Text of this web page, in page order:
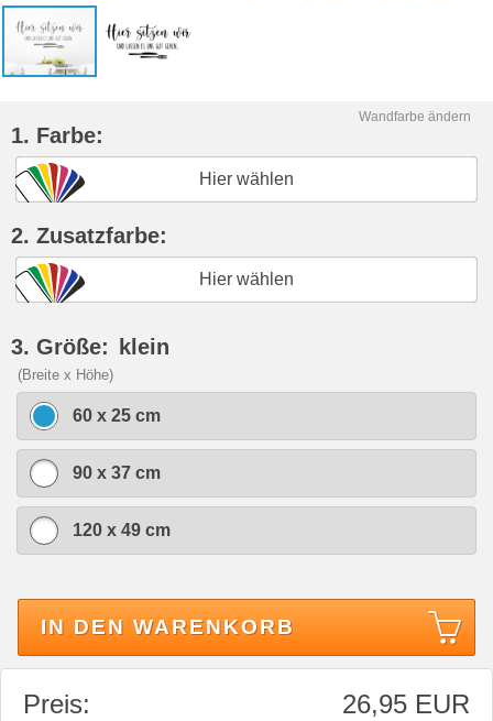
Wandfarbe ändern
1. Farbe:
Hier wählen
2. Zusatzfarbe:
Hier wählen
3. Größe: klein
(Breite x Höhe)
60 x 25 cm
90 x 37 cm
120 x 49 cm
IN DEN WARENKORB
Preis: 26,95 EUR